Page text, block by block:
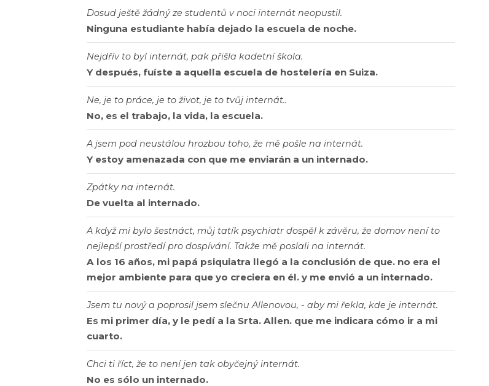
Dosud ještě žádný ze studentů v noci internát neopustil.
Ninguna estudiante había dejado la escuela de noche.
Nejdřív to byl internát, pak přišla kadetní škola.
Y después, fuíste a aquella escuela de hostelería en Suiza.
Ne, je to práce, je to život, je to tvůj internát..
No, es el trabajo, la vida, la escuela.
A jsem pod neustálou hrozbou toho, že mě pošle na internát.
Y estoy amenazada con que me enviarán a un internado.
Zpátky na internát.
De vuelta al internado.
A když mi bylo šestnáct, můj tatík psychiatr dospěl k závěru, že domov není to
nejlepší prostředí pro dospívání. Takže mě poslali na internát.
A los 16 años, mi papá psiquiatra llegó a la conclusión de que. no era el
mejor ambiente para que yo creciera en él. y me envió a un internado.
Jsem tu nový a poprosil jsem slečnu Allenovou, - aby mi řekla, kde je internát.
Es mi primer día, y le pedí a la Srta. Allen. que me indicara cómo ir a mi
cuarto.
Chci ti říct, že to není jen tak obyčejný internát.
No es sólo un internado.